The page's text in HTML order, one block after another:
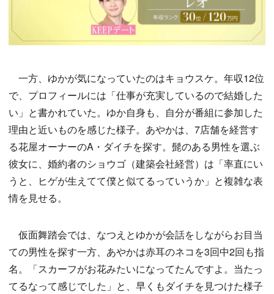
一方、ゆかが気になっていたのはキョウスケ。年収12位
で、プロフィールには「仕事が充実しているので結婚した
い」と書かれていた。ゆか自身も、自分が番組に参加した
理由と近いものを感じた様子。あやかは、7店舗を経営す
る花屋オーナーのA・ダイチを探す。髭のある男性を選ぶ
彼女に、婚約者のショウゴ（建築会社経営）は「率直にい
うと、ヒゲが生えてて僕と似てるっていうか」と複雑な表
情を見せる。
仮面舞踏会では、なつえとゆかが会話をしながらお目当
ての男性を探す一方、あやかは赤耳のネコを3回中2回も指
名。「スカーフがお花みたいになってたんですよ。当たっ
てるなって感じでした」と、早くもダイチを見つけた様子